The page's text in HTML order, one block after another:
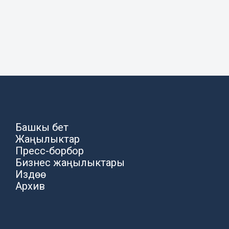
Башкы бет
Жаңылыктар
Пресс-борбор
Бизнес жаңылыктары
Издөө
Архив